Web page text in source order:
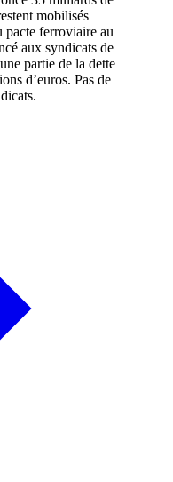
pacte ferroviaire au
aux syndicats de
partie de la dette
d’euros. Pas de